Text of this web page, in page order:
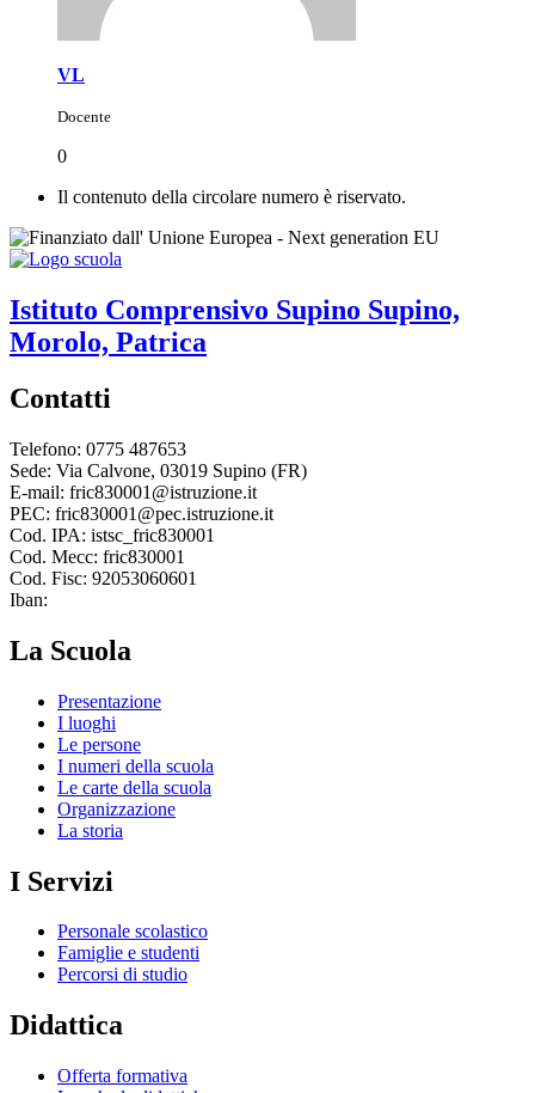
VL
Docente
0
Il contenuto della circolare numero è riservato.
Istituto Comprensivo Supino Supino,
Morolo, Patrica
Contatti
Telefono: 0775 487653
Sede: Via Calvone, 03019 Supino (FR)
E-mail: fric830001@istruzione.it
PEC: fric830001@pec.istruzione.it
Cod. IPA: istsc_fric830001
Cod. Mecc: fric830001
Cod. Fisc: 92053060601
Iban:
La Scuola
Presentazione
I luoghi
Le persone
I numeri della scuola
Le carte della scuola
Organizzazione
La storia
I Servizi
Personale scolastico
Famiglie e studenti
Percorsi di studio
Didattica
Offerta formativa